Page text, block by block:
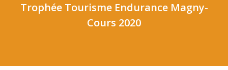
Trophée Tourisme Endurance Magny-
Cours 2020